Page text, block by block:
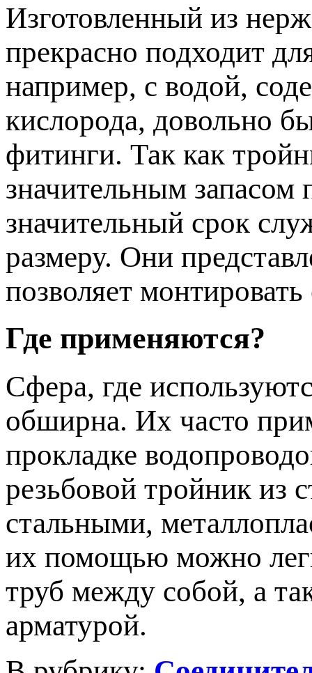
Изготовленный из
прекрасно подходит
например, с водой,
кислорода, довольно
фитинги. Так как
значительным запасом
значительный срок
размеру. Они
позволяет
Где применяются?
Сфера, где
обширна. Их часто
прокладке
резьбовой тройник из
стальными,
их помощью можно
труб между собой, а
арматурой.